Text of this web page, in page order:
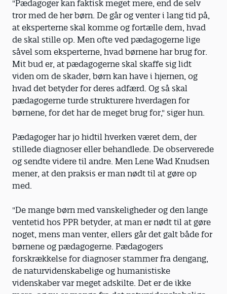
"Pædagoger kan faktisk meget mere, end de selv
tror med de her børn. De går og venter i lang tid på,
at eksperterne skal komme og fortælle dem, hvad
de skal stille op. Men ofte ved pædagogerne lige
såvel som eksperterne, hvad børnene har brug for.
Mit bud er, at pædagogerne skal skaffe sig lidt
viden om de skader, børn kan have i hjernen, og
hvad det betyder for deres adfærd. Og så skal
pædagogerne turde strukturere hverdagen for
børnene, for det har de meget brug for," siger hun.
Pædagoger har jo hidtil hverken været dem, der
stillede diagnoser eller behandlede. De observerede
og sendte videre til andre. Men Lene Wad Knudsen
mener, at den praksis er man nødt til at gøre op
med.
"De mange børn med vanskeligheder og den lange
ventetid hos PPR betyder, at man er nødt til at gøre
noget, mens man venter, ellers går det galt både for
børnene og pædagogerne. Pædagogers
forskrækkelse for diagnoser stammer fra dengang,
de naturvidenskabelige og humanistiske
videnskaber var meget adskilte. Det er de ikke